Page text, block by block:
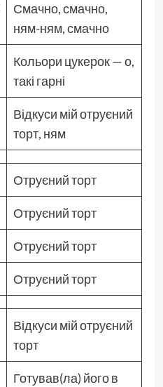
Смачно, смачно,
ням-ням, смачно
Кольори цукерок — о,
такі гарні
Відкуси мій отруєний
торт, ням
Отруєний торт
Отруєний торт
Отруєний торт
Отруєний торт
Відкуси мій отруєний
торт
Готував(ла) його в